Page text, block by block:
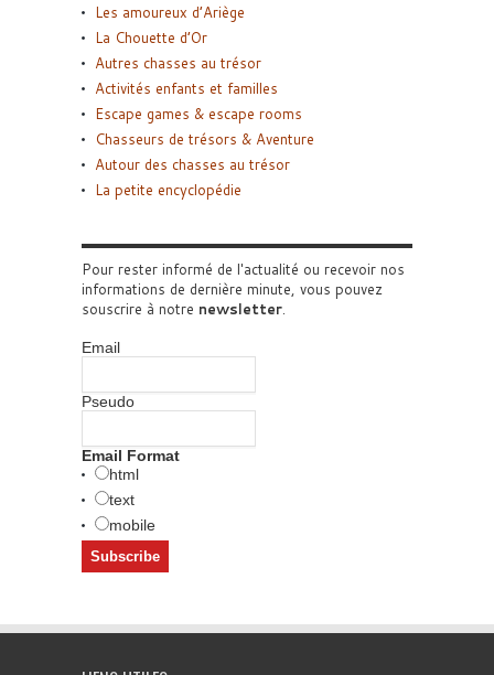
Les amoureux d’Ariège
La Chouette d’Or
Autres chasses au trésor
Activités enfants et familles
Escape games & escape rooms
Chasseurs de trésors & Aventure
Autour des chasses au trésor
La petite encyclopédie
Pour rester informé de l'actualité ou recevoir nos
informations de dernière minute, vous pouvez
souscrire à notre newsletter.
Email
Pseudo
Email Format
html
text
mobile